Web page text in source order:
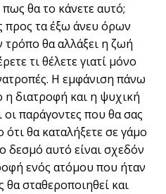
θα το κάνετε αυτό;
προς τα έξω άνευ όρων
θα αλλάξει η ζωή
τι θέλετε γιατί μόνο
Η εμφάνιση πάνω
η διατροφή και η ψυχική
παράγοντες που θα σας
θα καταλήξετε σε γάμο
δεσμό αυτό είναι σχεδόν
ενός ατόμου που ήταν
θα σταθεροποιηθεί και